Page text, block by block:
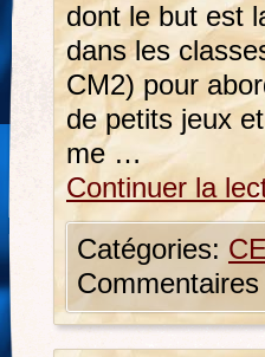
dont le but est
dans les
CM2) pour
de petits jeux
me …
Continuer la
Catégories: